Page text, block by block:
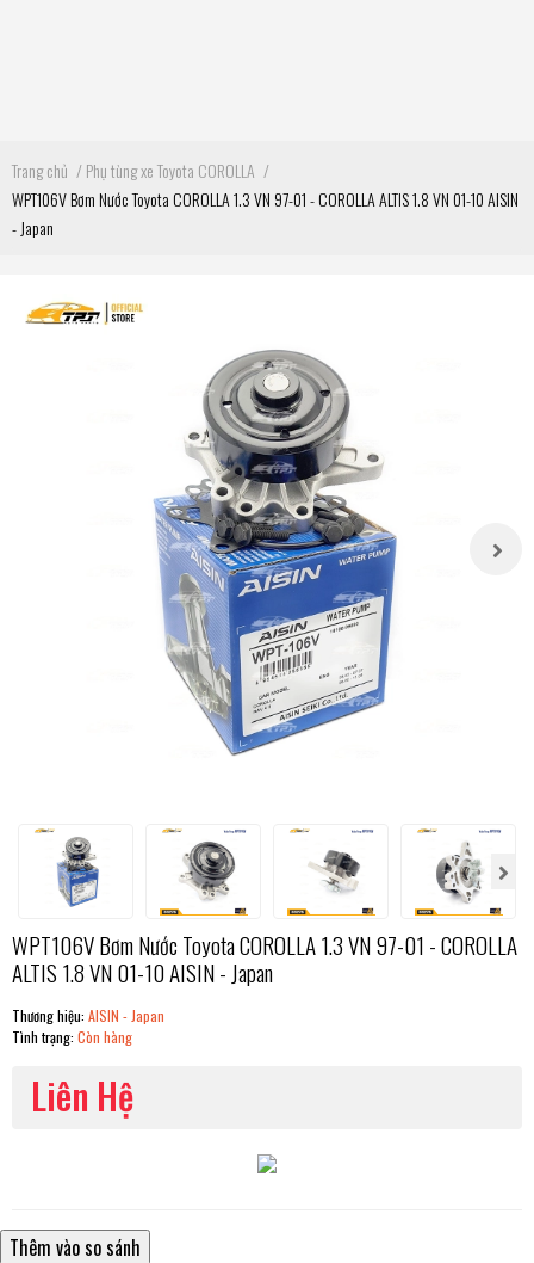
Trang chủ /Phụ tùng xe Toyota COROLLA /
WPT106V Bơm Nước Toyota COROLLA 1.3 VN 97-01 - COROLLA ALTIS 1.8 VN 01-10 AISIN
- Japan
WPT106V Bơm Nước Toyota COROLLA 1.3 VN 97-01 - COROLLA
ALTIS 1.8 VN 01-10 AISIN - Japan
Thương hiệu: AISIN - Japan
Tình trạng: Còn hàng
Liên Hệ